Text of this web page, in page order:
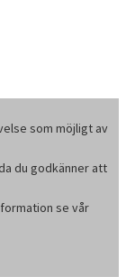
som möjligt av
du godkänner att
se vår